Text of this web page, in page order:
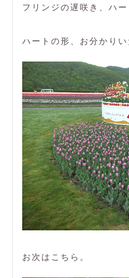
フリンジの遅咲き、ハ
ハートの形、お分かりい
お次はこちら。